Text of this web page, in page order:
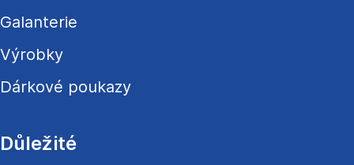
Galanterie
Výrobky
Dárkové poukazy
Důležité